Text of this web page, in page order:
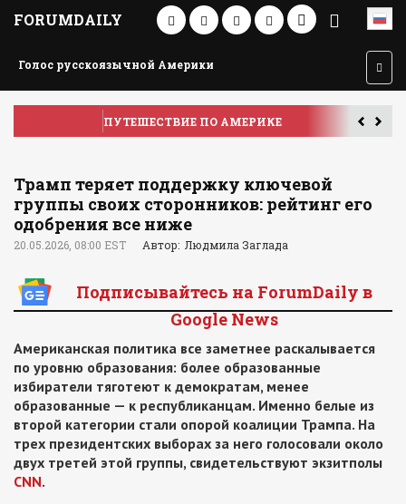
FORUMDAILY
Голос русскоязычной Америки
ПУТЕШЕСТВИЕ ПО АМЕРИКЕ
Трамп теряет поддержку ключевой
группы своих сторонников: рейтинг его
одобрения все ниже
20.05.2026, 08:00 EST Автор: Людмила Заглада
Подписывайтесь на ForumDaily в
Google News
Американская политика все заметнее раскалывается
по уровню образования: более образованные
избиратели тяготеют к демократам, менее
образованные — к республиканцам. Именно белые из
второй категории стали опорой коалиции Трампа. На
трех президентских выборах за него голосовали около
двух третей этой группы, свидетельствуют экзитполы
CNN.